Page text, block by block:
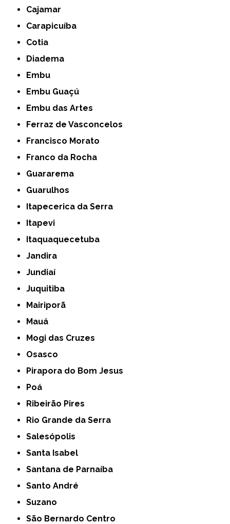
Cajamar
Carapicuíba
Cotia
Diadema
Embu
Embu Guaçú
Embu das Artes
Ferraz de Vasconcelos
Francisco Morato
Franco da Rocha
Guararema
Guarulhos
Itapecerica da Serra
Itapevi
Itaquaquecetuba
Jandira
Jundiaí
Juquitiba
Mairiporã
Mauá
Mogi das Cruzes
Osasco
Pirapora do Bom Jesus
Poá
Ribeirão Pires
Rio Grande da Serra
Salesópolis
Santa Isabel
Santana de Parnaíba
Santo André
Suzano
São Bernardo Centro